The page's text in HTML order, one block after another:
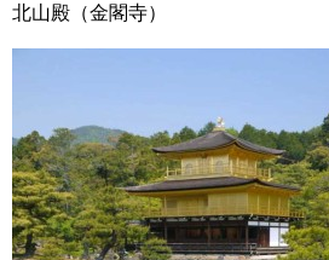
北山殿（金閣寺）